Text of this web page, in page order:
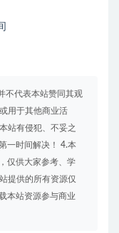
不代表本站赞同其观
用于其他商业活
站有侵犯、不妥之
一时间解决！ 4.本
仅供大家参考、学
提供的所有资源仅
本站资源参与商业